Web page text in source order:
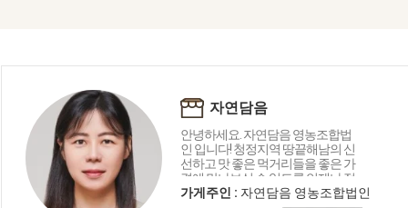
자연담음
안녕하세요. 자연담음 영농조합법
인 입니다! 청정지역 땅끝해남의 신
선하고 맛 좋은 먹거리들을 좋은 가
격에 만나보실 수 있도록 언제나 정
직하게 운영하겠습니다!
가게주인 : 자연담음 영농조합법인